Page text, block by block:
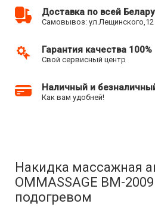
Доставка по всей
Самовывоз:
Гарантия качества 100%
Свой сервисный центр
Наличный и
Как вам удобней!
Накидка массажная
OMMASSAGE BM-
подогревом